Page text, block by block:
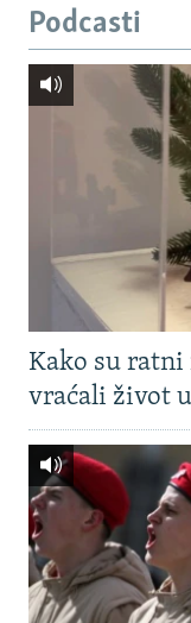
Podcasti
Kako su
vraćali život